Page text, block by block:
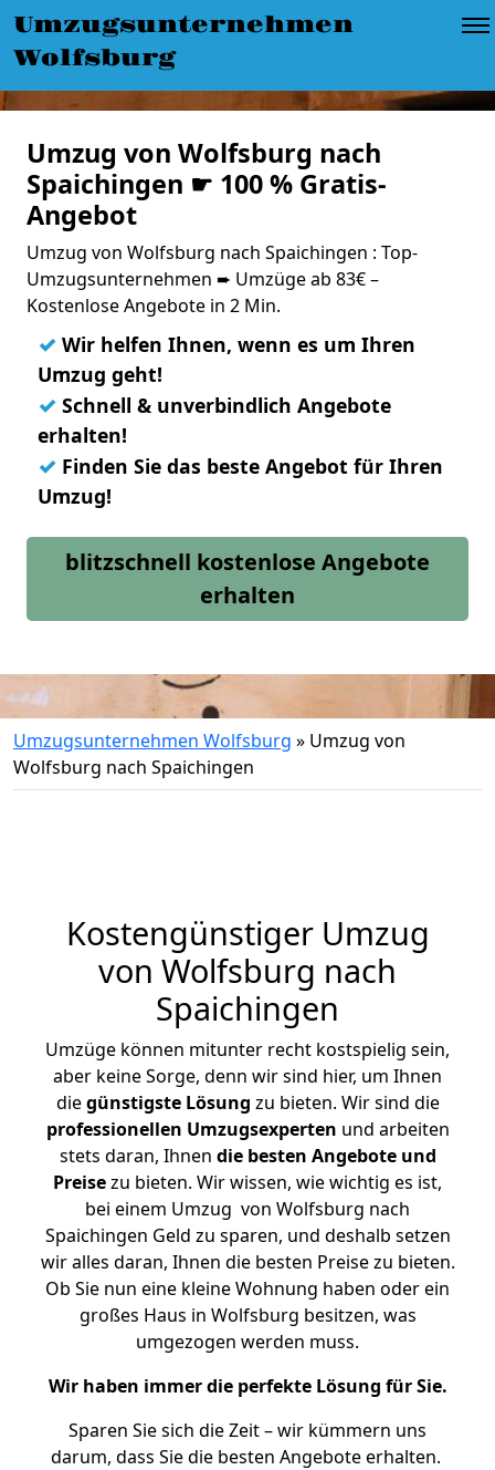
Umzugsunternehmen
Wolfsburg
Umzug von Wolfsburg nach
Spaichingen ☛ 100 % Gratis-
Angebot
Umzug von Wolfsburg nach Spaichingen : Top-
Umzugsunternehmen ➨ Umzüge ab 83€ –
Kostenlose Angebote in 2 Min.
✓ Wir helfen Ihnen, wenn es um Ihren
Umzug geht!
✓ Schnell & unverbindlich Angebote
erhalten!
✓ Finden Sie das beste Angebot für Ihren
Umzug!
blitzschnell kostenlose Angebote
erhalten
Umzugsunternehmen Wolfsburg » Umzug von
Wolfsburg nach Spaichingen
Kostengünstiger Umzug
von Wolfsburg nach
Spaichingen
Umzüge können mitunter recht kostspielig sein,
aber keine Sorge, denn wir sind hier, um Ihnen
diegünstigste Lösung zu bieten. Wir sind die
professionellen Umzugsexperten und arbeiten
stets daran, Ihnen die besten Angebote und
Preisezu bieten. Wir wissen, wie wichtig es ist,
bei einem Umzug von Wolfsburg nach
Spaichingen Geld zu sparen, und deshalb setzen
wir alles daran, Ihnen die besten Preise zu bieten.
Ob Sie nun eine kleine Wohnung haben oder ein
großes Haus in Wolfsburg besitzen, was
umgezogen werden muss.
Wir haben immer die perfekte Lösung für Sie.
Sparen Sie sich die Zeit – wir kümmern uns
darum, dass Sie die besten Angebote erhalten.